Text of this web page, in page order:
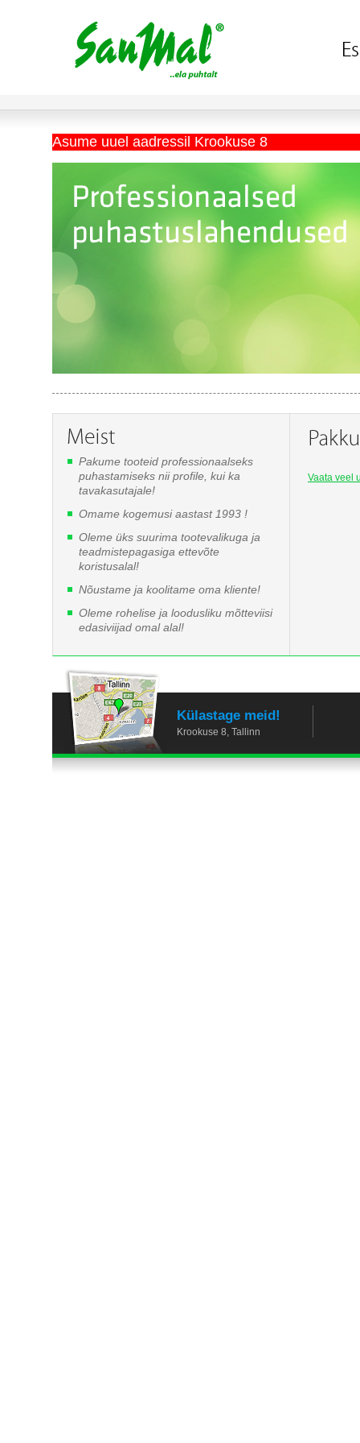
Asume uuel aadressil Krookuse 8
Vaata veel
Pakume tooteid professionaalseks
puhastamiseks nii profile, kui ka
tavakasutajale!
Omame kogemusi aastast 1993 !
Oleme üks suurima tootevalikuga ja
teadmistepagasiga ettevõte
koristusalal!
Nõustame ja koolitame oma kliente!
Oleme rohelise ja loodusliku mõtteviisi
edasiviijad omal alal!
Külastage meid!
Krookuse 8, Tallinn